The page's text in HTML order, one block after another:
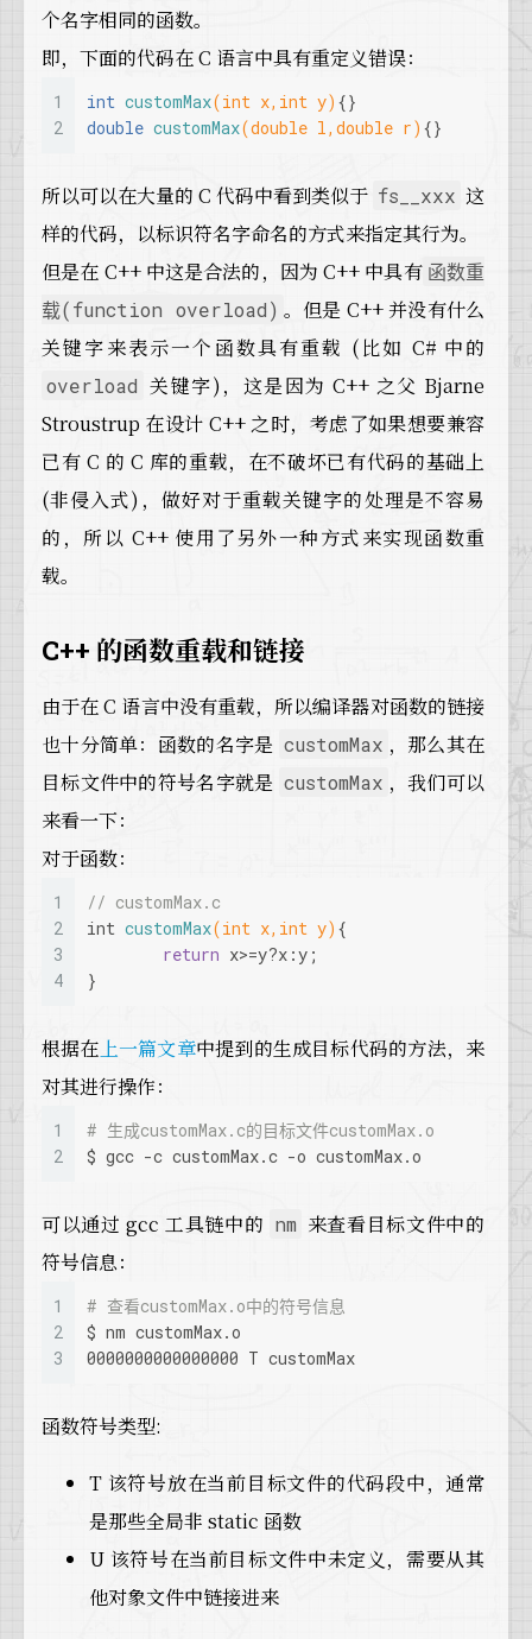
个名字相同的函数。
即，下面的代码在 C 语言中具有重定义错误：
1
2
int customMax(int x, int y) {}
double customMax(double l, double r) {}
所以可以在大量的 C 代码中看到类似于 fs__xxx 这
样的代码，以标识符名字命名的方式来指定其行为。
但是在 C++ 中这是合法的，因为 C++ 中具有 函数重
载(function overload) 。但是 C++ 并没有什么
关键字来表示一个函数具有重载 (比如 C# 中的
overload 关键字)，这是因为 C++ 之父 Bjarne
Stroustrup 在设计 C++ 之时，考虑了如果想要兼容
已有 C 的 C 库的重载，在不破坏已有代码的基础上
(非侵入式)，做好对于重载关键字的处理是不容易
的，所以 C++ 使用了另外一种方式来实现函数重
载。
C++ 的函数重载和链接
由于在 C 语言中没有重载，所以编译器对函数的链接
也十分简单：函数的名字是 customMax ，那么其在
目标文件中的符号名字就是 customMax ，我们可以
来看一下：
对于函数：
1
2
3
4
// customMax.c
int customMax(int x, int y) {
return x>=y?x:y;
}
根据在 上一篇文章中提到的生成目标代码的方法，来
对其进行操作：
1
2
# 生成customMax.c的目标文件customMax.o
$ gcc -c customMax.c -o customMax.o
可以通过 gcc 工具链中的 nm 来查看目标文件中的
符号信息：
1
2
3
# 查看customMax.o中的符号信息
$ nm customMax.o
0000000000000000 T customMax
函数符号类型:
T 该符号放在当前目标文件的代码段中，通常
是那些全局非 static 函数
U 该符号在当前目标文件中未定义，需要从其
他对象文件中链接进来